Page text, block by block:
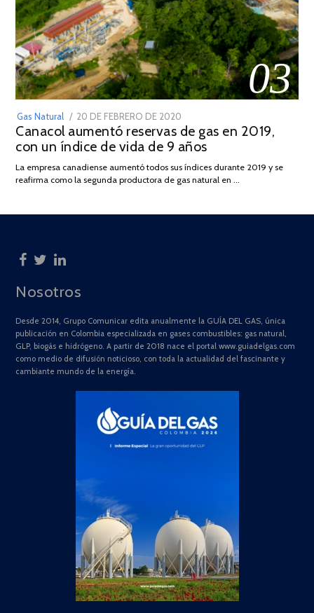
03
Gas Natural
POSTED
ON
20 DE FEBRERO DE 2020
DE
JULIO
2025
Canacol aumentó reservas de gas en 2019,
con un índice de vida de 9 años
La empresa canadiense aumentó todos sus índices durante 2019 y se
reafirma como la segunda productora de gas natural en …
Nosotros
Desde 2014, Grupo Comunicar edita anualmente la GUÍA DEL GAS, única
publicación en Colombia especializada en gases combustibles: gas natural,
GLP, biogás e hidrógeno. A partir de 2018 nace el portal www.guiadelgas.com
como medio de difusión noticioso, con toda la actualidad del fascinante y
cambiante mundo de la energía.